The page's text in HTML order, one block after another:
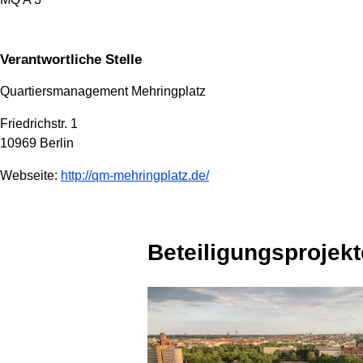
Verantwortliche Stelle
Quartiersmanagement Mehringplatz
Friedrichstr. 1
10969 Berlin
Webseite: http://qm-mehringplatz.de/
1 Projekt wird angezeigt